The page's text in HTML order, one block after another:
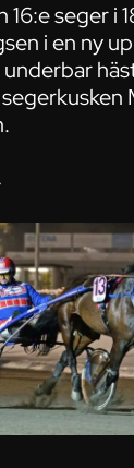
16:e seger i
i en ny